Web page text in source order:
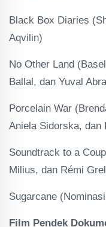
Black Box Diaries
Aqvilin)
No Other Land
Ballal, dan Yuval
Porcelain War
Aniela Sidorska, dan
Soundtrack to a
Milius, dan Rémi
Sugarcane
Film Pendek